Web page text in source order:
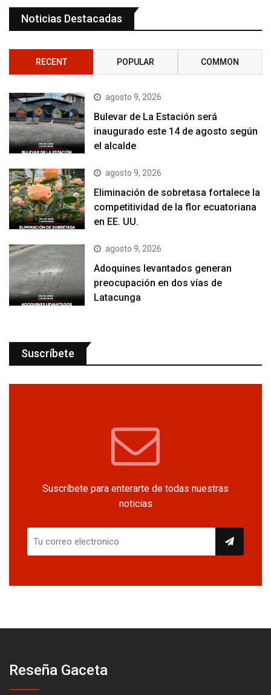
Noticias Destacadas
RECENT POPULAR COMMON
agosto 9, 2026
Bulevar de La Estación será
inaugurado este 14 de agosto según
el alcalde
agosto 9, 2026
Eliminación de sobretasa fortalece la
competitividad de la flor ecuatoriana
en EE. UU.
agosto 9, 2026
Adoquines levantados generan
preocupación en dos vías de
Latacunga
Suscríbete
Suscríbete para enterarte de todas nuestras
noticias
Reseña Gaceta